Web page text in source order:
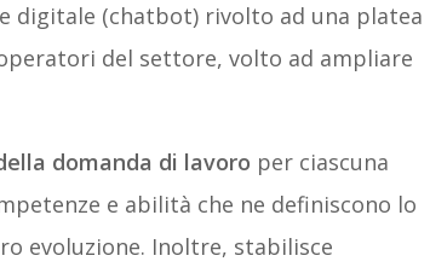
digitale (chatbot) rivolto ad una platea
del settore, volto ad ampliare
domanda di lavoro per ciascuna
e abilità che ne definiscono lo
evoluzione. Inoltre, stabilisce